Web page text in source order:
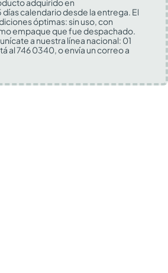
adquirido en
días calendario desde la entrega. El
óptimas: sin uso, con
empaque que fue despachado.
a nuestra línea nacional: 01
al 746 0340, o envía un correo a